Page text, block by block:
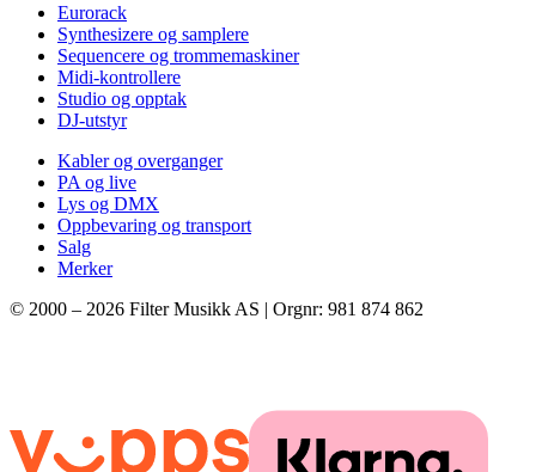
Eurorack
Synthesizere og samplere
Sequencere og trommemaskiner
Midi-kontrollere
Studio og opptak
DJ-utstyr
Kabler og overganger
PA og live
Lys og DMX
Oppbevaring og transport
Salg
Merker
© 2000 – 2026 Filter Musikk AS | Orgnr: 981 874 862